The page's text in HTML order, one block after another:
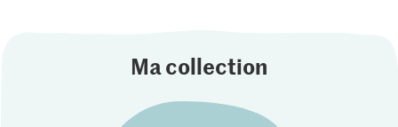
Ma collection